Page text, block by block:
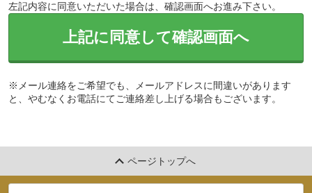
左記内容に同意いただいた場合は、確認画面へお進み下さい。
上記に同意して確認画面へ
※メール連絡をご希望でも、メールアドレスに間違いがあります
と、やむなくお電話にてご連絡差し上げる場合もございます。
ページトップへ